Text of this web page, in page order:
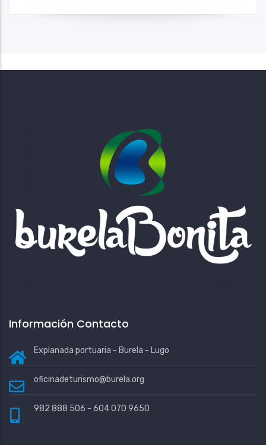
Información Contacto
Explanada portuaria - Burela - Lugo
oficinadeturismo@burela.org
982 888 506 - 604 070 9650